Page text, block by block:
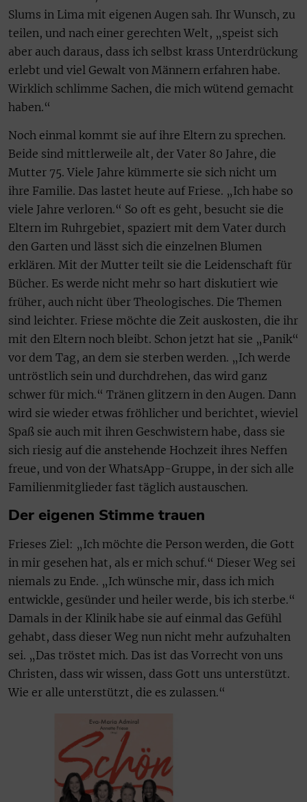
Slums in Lima mit eigenen Augen sah. Ihr Wunsch, zu
teilen, und nach einer gerechten Welt, „speist sich
aber auch daraus, dass ich selbst krass Unterdrückung
erlebt und viel Gewalt von Männern erfahren habe.
Wirklich schlimme Sachen, die mich wütend gemacht
haben.“
Noch einmal kommt sie auf ihre Eltern zu sprechen.
Beide sind mittlerweile alt, der Vater 80 Jahre, die
Mutter 75. Viele Jahre kümmerte sie sich nicht um
ihre Familie. Das lastet heute auf Friese. „Ich habe so
viele Jahre verloren.“ So oft es geht, besucht sie die
Eltern im Ruhrgebiet, spaziert mit dem Vater durch
den Garten und lässt sich die einzelnen Blumen
erklären. Mit der Mutter teilt sie die Leidenschaft für
Bücher. Es werde nicht mehr so hart diskutiert wie
früher, auch nicht über Theologisches. Die Themen
sind leichter. Friese möchte die Zeit auskosten, die ihr
mit den Eltern noch bleibt. Schon jetzt hat sie „Panik“
vor dem Tag, an dem sie sterben werden. „Ich werde
untröstlich sein und durchdrehen, das wird ganz
schwer für mich.“ Tränen glitzern in den Augen. Dann
wird sie wieder etwas fröhlicher und berichtet, wieviel
Spaß sie auch mit ihren Geschwistern habe, dass sie
sich riesig auf die anstehende Hochzeit ihres Neffen
freue, und von der WhatsApp-Gruppe, in der sich alle
Familienmitglieder fast täglich austauschen.
Der eigenen Stimme trauen
Frieses Ziel: „Ich möchte die Person werden, die Gott
in mir gesehen hat, als er mich schuf.“ Dieser Weg sei
niemals zu Ende. „Ich wünsche mir, dass ich mich
entwickle, gesünder und heiler werde, bis ich sterbe.“
Damals in der Klinik habe sie auf einmal das Gefühl
gehabt, dass dieser Weg nun nicht mehr aufzuhalten
sei. „Das tröstet mich. Das ist das Vorrecht von uns
Christen, dass wir wissen, dass Gott uns unterstützt.
Wie er alle unterstützt, die es zulassen.“